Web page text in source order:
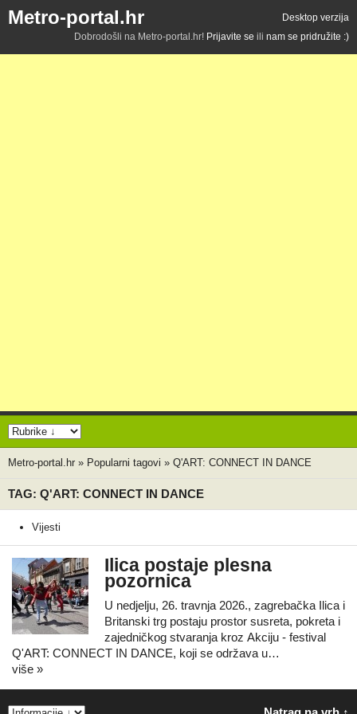
Metro-portal.hr
Desktop verzija
Dobrodošli na Metro-portal.hr! Prijavite se ili nam se pridružite :)
Metro-portal.hr » Popularni tagovi » Q'ART: CONNECT IN DANCE
TAG: Q'ART: CONNECT IN DANCE
Vijesti
Ilica postaje plesna
pozornica
U nedjelju, 26. travnja 2026., zagrebačka Ilica i
Britanski trg postaju prostor susreta, pokreta i
zajedničkog stvaranja kroz Akciju - festival
Q'ART: CONNECT IN DANCE, koji se održava u…
više »